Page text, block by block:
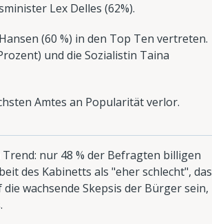
Lex Delles (62%).
(60 %) in den Top Ten vertreten.
und die Sozialistin Taina
Amtes an Popularität verlor.
nur 48 % der Befragten billigen
des Kabinetts als "eher schlecht", das
wachsende Skepsis der Bürger sein,